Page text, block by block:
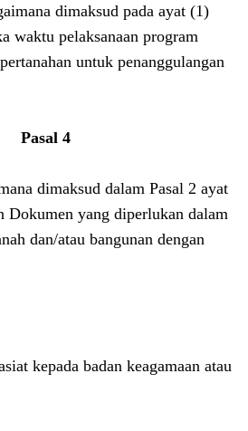
dimaksud pada ayat (1)
waktu pelaksanaan program
untuk penanggulangan
Pasal 4
dimaksud dalam Pasal 2 ayat
Dokumen yang diperlukan dalam
dan/atau bangunan dengan
kepada badan keagamaan atau